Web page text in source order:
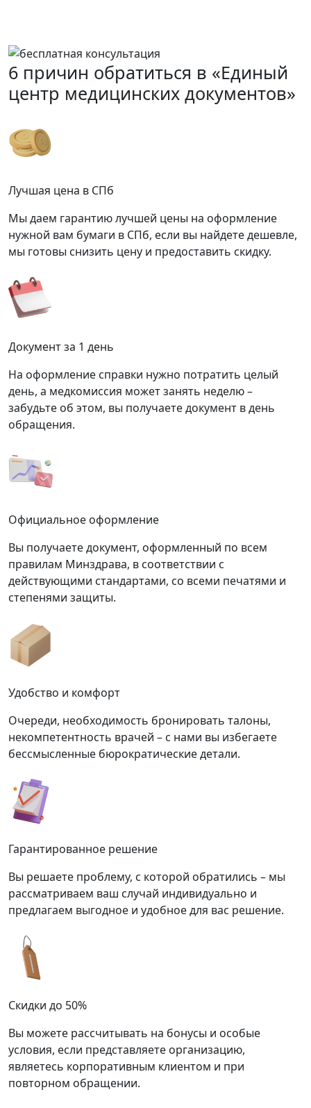
6 причин обратиться в «Единый
центр медицинских документов»
Лучшая цена в СПб
Мы даем гарантию лучшей цены на оформление
нужной вам бумаги в СПб, если вы найдете дешевле,
мы готовы снизить цену и предоставить скидку.
Документ за 1 день
На оформление справки нужно потратить целый
день, а медкомиссия может занять неделю –
забудьте об этом, вы получаете документ в день
обращения.
Официальное оформление
Вы получаете документ, оформленный по всем
правилам Минздрава, в соответствии с
действующими стандартами, со всеми печатями и
степенями защиты.
Удобство и комфорт
Очереди, необходимость бронировать талоны,
некомпетентность врачей – с нами вы избегаете
бессмысленные бюрократические детали.
Гарантированное решение
Вы решаете проблему, с которой обратились – мы
рассматриваем ваш случай индивидуально и
предлагаем выгодное и удобное для вас решение.
Скидки до 50%
Вы можете рассчитывать на бонусы и особые
условия, если представляете организацию,
являетесь корпоративным клиентом и при
повторном обращении.